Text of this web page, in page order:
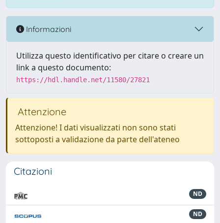
Informazioni
Utilizza questo identificativo per citare o creare un
link a questo documento:
https://hdl.handle.net/11580/27821
Attenzione
Attenzione! I dati visualizzati non sono stati
sottoposti a validazione da parte dell'ateneo
Citazioni
ND
ND